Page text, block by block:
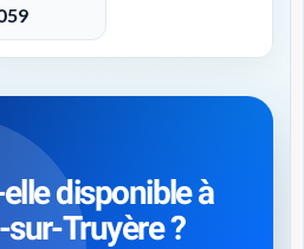
disponible à
Truyère ?